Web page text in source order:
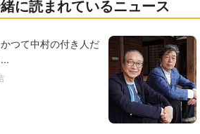
に読まれているニュース
つて中村の付き人だ